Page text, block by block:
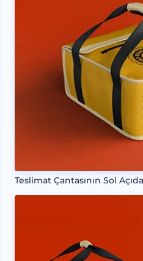
Teslimat Çantasının Sol